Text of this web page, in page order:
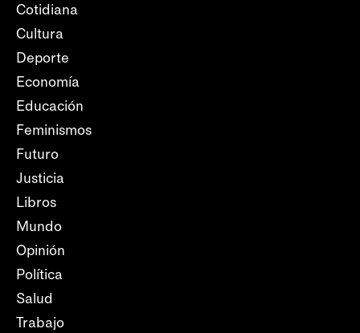
Cotidiana
Cultura
Deporte
Economía
Educación
Feminismos
Futuro
Justicia
Libros
Mundo
Opinión
Política
Salud
Trabajo